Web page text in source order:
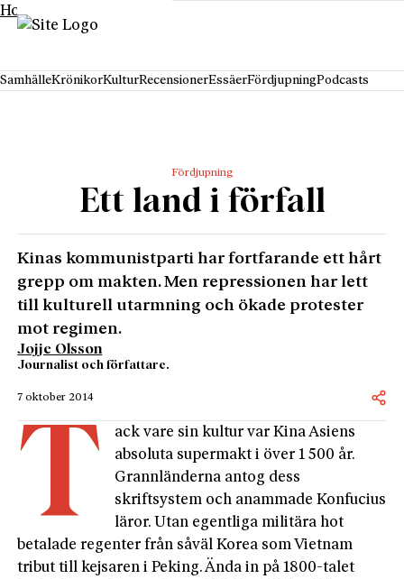
Hoppa till innehåll
SamhälleKrönikorKulturRecensionerEssäerFördjupningPodcasts
Fördjupning
Ett land i förfall
Kinas kommunistparti har fortfarande ett hårt
grepp om makten. Men repressionen har lett
till kulturell utarmning och ökade protester
mot regimen.
Jojje Olsson
Journalist och författare.
7 oktober 2014
T
ack vare sin kultur var Kina Asiens
absoluta supermakt i över 1 500 år.
Grannländerna antog dess
skriftsystem och anammade Konfucius
läror. Utan egentliga militära hot
betalade regenter från såväl Korea som Vietnam
tribut till kejsaren i Peking. Ända in på 1800-talet